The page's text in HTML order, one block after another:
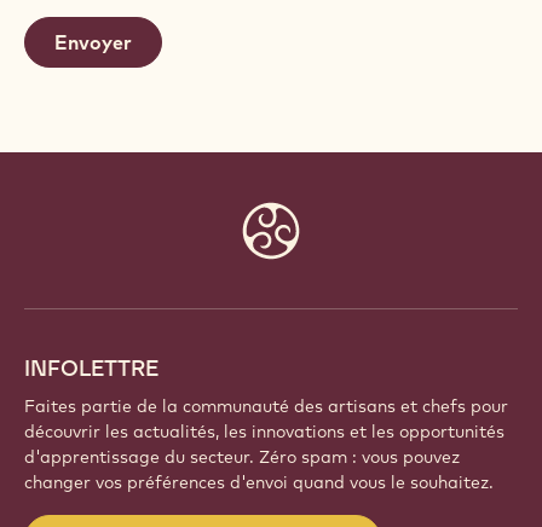
INFOLETTRE
Faites partie de la communauté des artisans et chefs pour
découvrir les actualités, les innovations et les opportunités
d'apprentissage du secteur. Zéro spam : vous pouvez
changer vos préférences d'envoi quand vous le souhaitez.